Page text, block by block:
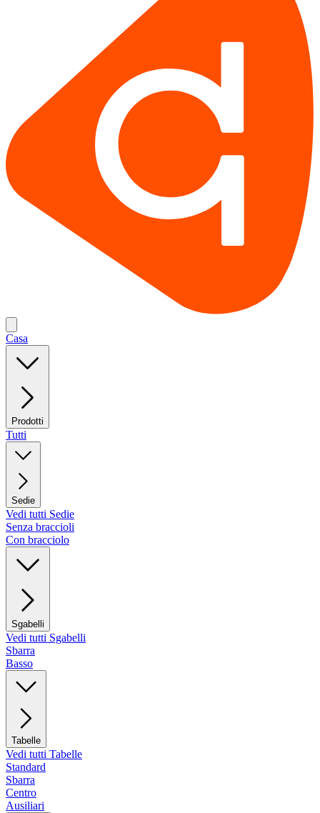
Casa
Prodotti
Tutti
Sedie
Vedi tutti Sedie
Senza braccioli
Con bracciolo
Sgabelli
Vedi tutti Sgabelli
Sbarra
Basso
Tabelle
Vedi tutti Tabelle
Standard
Sbarra
Centro
Ausiliari